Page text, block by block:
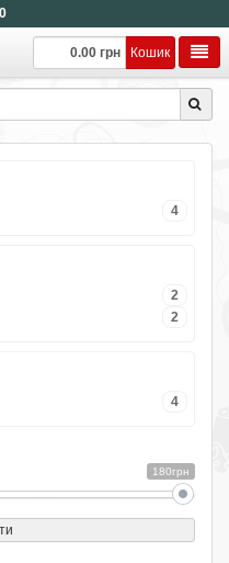
0.00 грн Кошик
4
2
2
4
180грн